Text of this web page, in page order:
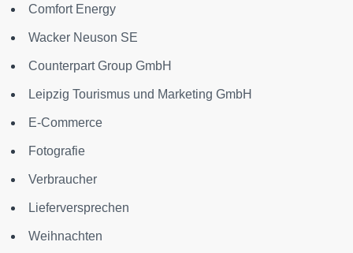
Comfort Energy
Wacker Neuson SE
Counterpart Group GmbH
Leipzig Tourismus und Marketing GmbH
E-Commerce
Fotografie
Verbraucher
Lieferversprechen
Weihnachten